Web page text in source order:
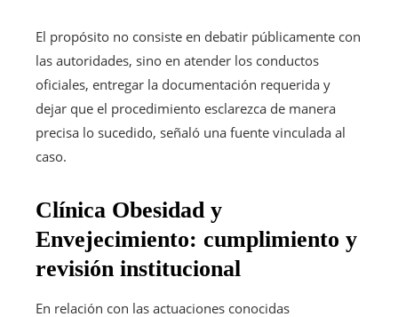
El propósito no consiste en debatir públicamente con
las autoridades, sino en atender los conductos
oficiales, entregar la documentación requerida y
dejar que el procedimiento esclarezca de manera
precisa lo sucedido, señaló una fuente vinculada al
caso.
Clínica Obesidad y
Envejecimiento: cumplimiento y
revisión institucional
En relación con las actuaciones conocidas